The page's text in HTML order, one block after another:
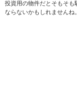
投資用の物件だとそもそ
ならないかもしれませんね。